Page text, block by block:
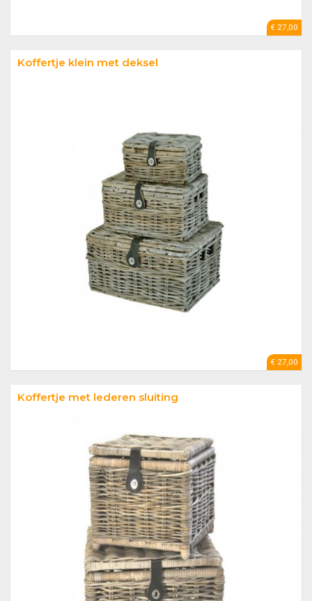
€ 27,00
Koffertje klein met deksel
€ 27,00
Koffertje met lederen sluiting